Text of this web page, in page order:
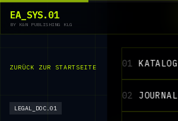
EA_SYS.01
BY K&N PUBLISHING KLG
01 KATALOG
02 JOURNAL
ZURÜCK ZUR STARTSEITE
LEGAL_DOC.01